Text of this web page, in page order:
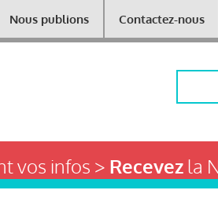
Nous publions Contactez-nous
vos infos > Recevezla